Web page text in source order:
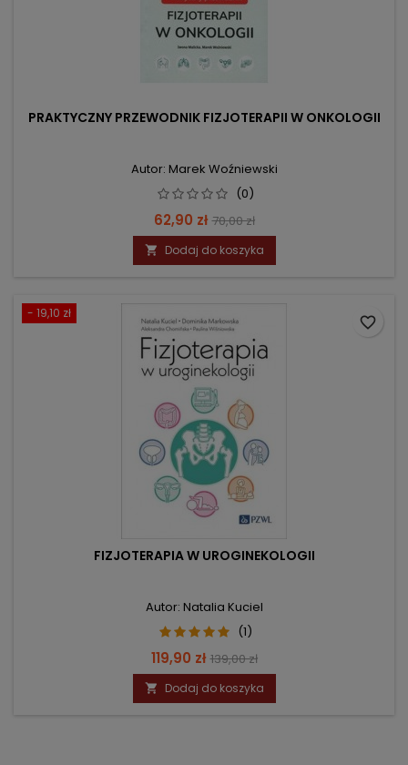
PRAKTYCZNY PRZEWODNIK FIZJOTERAPII W ONKOLOGII
Autor: Marek Woźniewski
(0)
Cena
62,90 zł Cena
podstawowa
70,00 zł
 Dodaj do koszyka
- 19,10 zł
FIZJOTERAPIA W UROGINEKOLOGII
Autor: Natalia Kuciel
(1)
Cena
119,90 zł Cena
podstawowa
139,00 zł
 Dodaj do koszyka
favorite_border